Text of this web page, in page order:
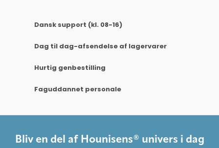
Dansk support (kl. 08-16)
Dag til dag-afsendelse af lagervarer
Hurtig genbestilling
Faguddannet personale
Bliv en del af Hounisens® univers i dag